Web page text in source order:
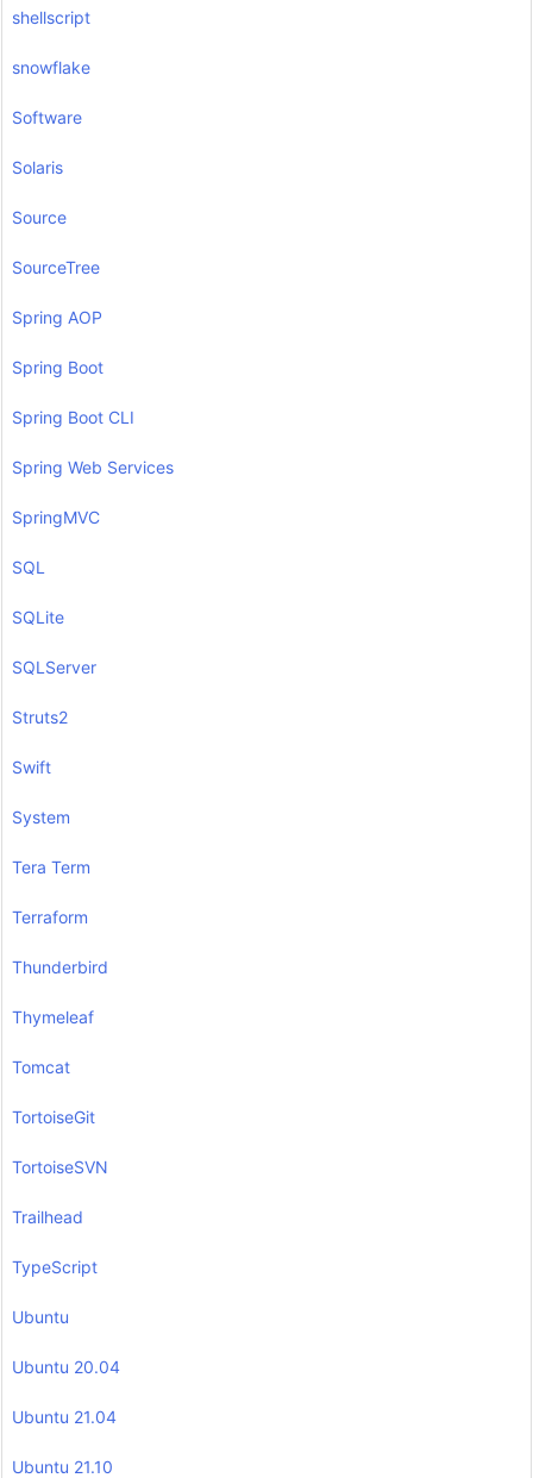
shellscript
snowflake
Software
Solaris
Source
SourceTree
Spring AOP
Spring Boot
Spring Boot CLI
Spring Web Services
SpringMVC
SQL
SQLite
SQLServer
Struts2
Swift
System
Tera Term
Terraform
Thunderbird
Thymeleaf
Tomcat
TortoiseGit
TortoiseSVN
Trailhead
TypeScript
Ubuntu
Ubuntu 20.04
Ubuntu 21.04
Ubuntu 21.10